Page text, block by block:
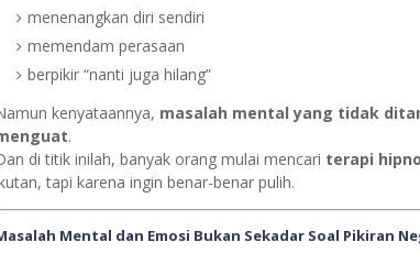
menenangkan diri sendiri
memendam perasaan
berpikir “nanti juga hilang”
kenyataannya, masalah mental yang tidak
.
di titik inilah, banyak orang mulai mencari terapi
tapi karena ingin benar-benar pulih.
Mental dan Emosi Bukan Sekadar Soal Pikiran